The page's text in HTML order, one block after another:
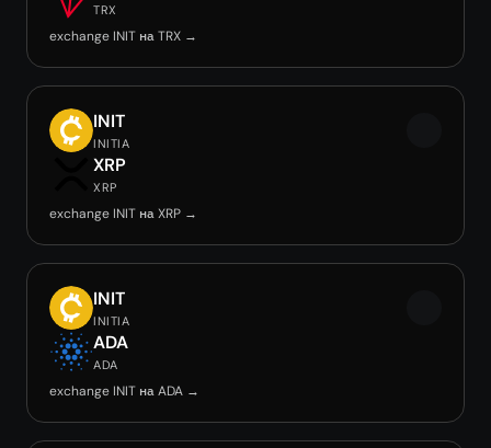
TRX
exchange INIT на TRX →
INIT
INITIA
XRP
XRP
exchange INIT на XRP →
INIT
INITIA
ADA
ADA
exchange INIT на ADA →